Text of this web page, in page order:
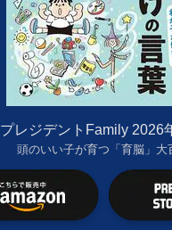
プレジデントFamily 2026
頭のいい子が育つ「育脳」大